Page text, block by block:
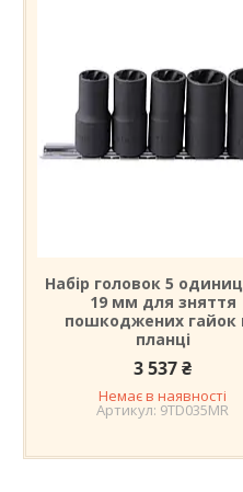
Набір головок 5
19 мм для зняття
пошкоджених гайок
планці
3 537 ₴
Немає в наявності
9TD035MR